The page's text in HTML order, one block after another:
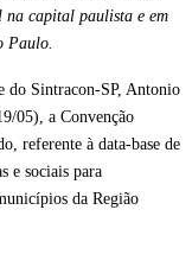
na capital paulista e em
Paulo.
do Sintracon-SP, Antonio
05), a Convenção
referente à data-base de
e sociais para
da Região